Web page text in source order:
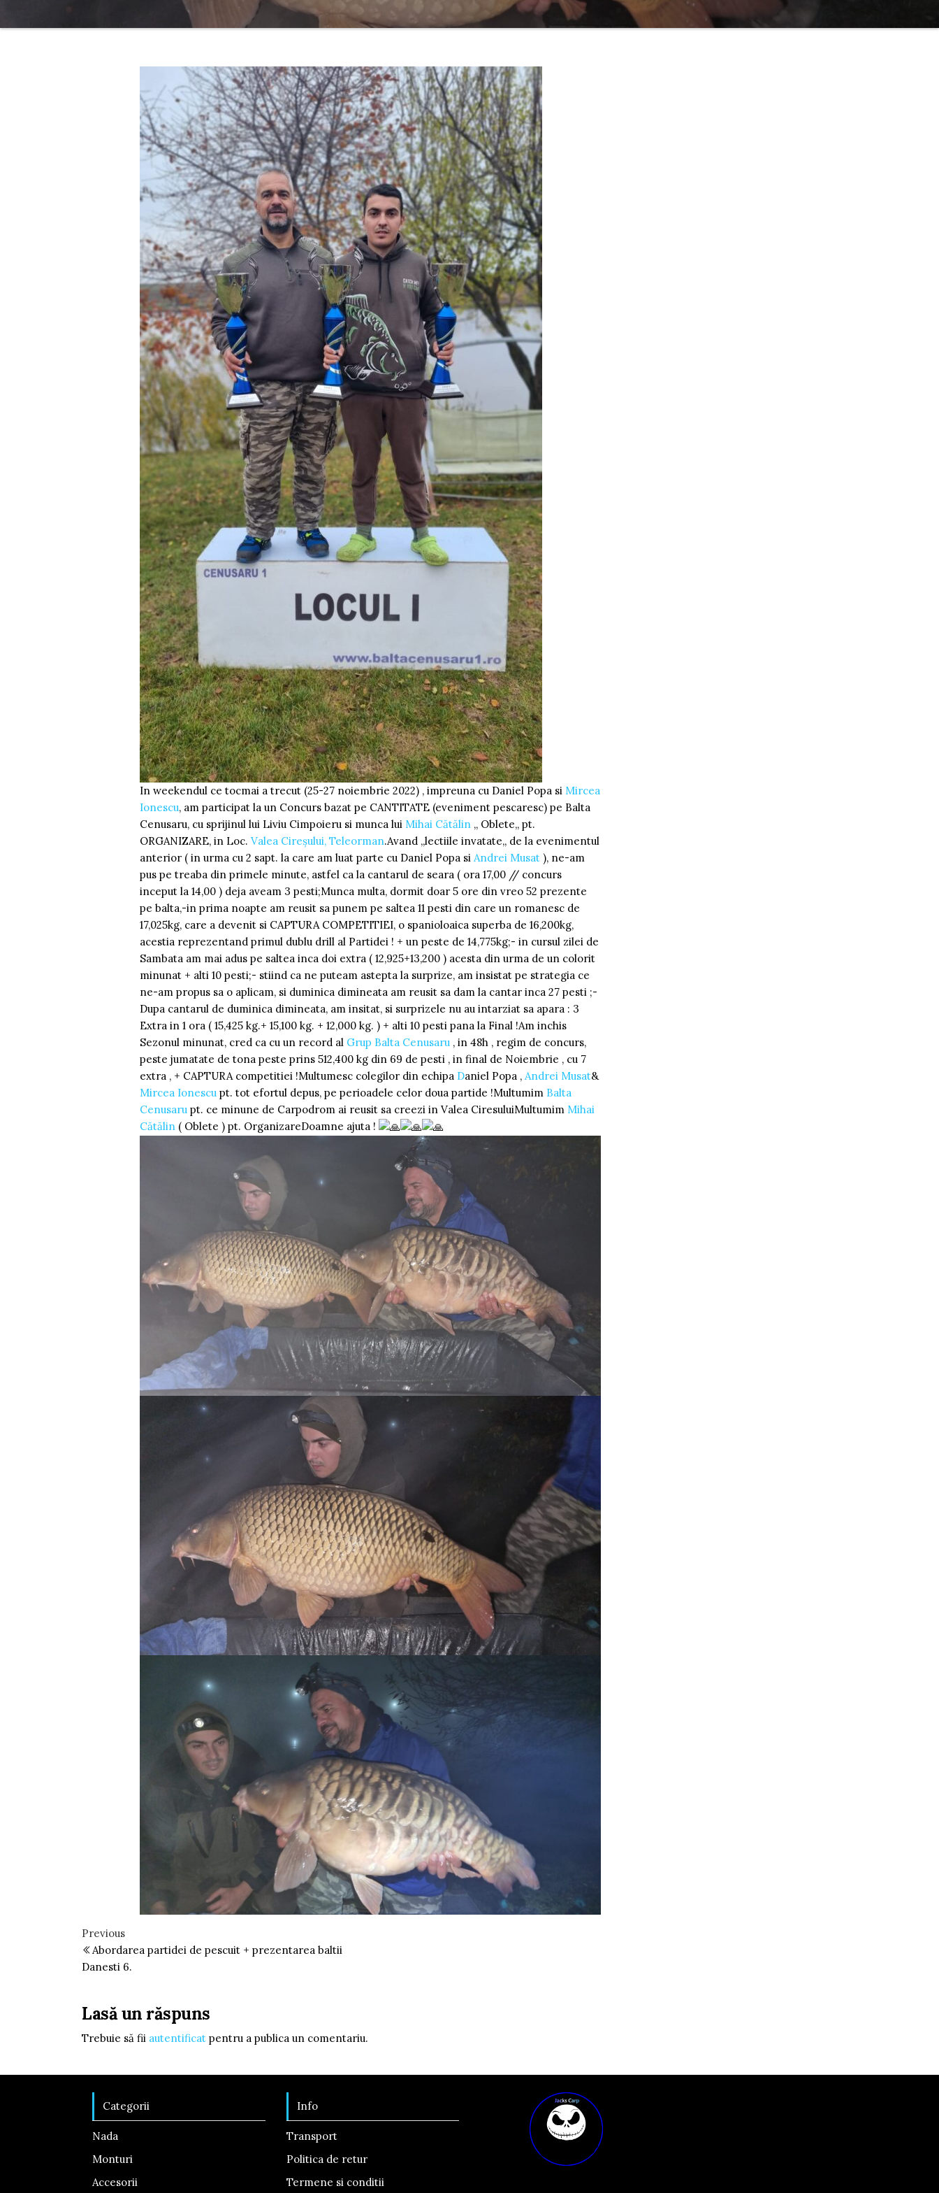
In weekendul ce tocmai a trecut (25-27 noiembrie 2022) , impreuna cu Daniel Popa si Mircea
Ionescu, am participat la un Concurs bazat pe CANTITATE (eveniment pescaresc) pe Balta
Cenusaru, cu sprijinul lui Liviu Cimpoieru si munca lui Mihai Cătălin,, Oblete,, pt.
ORGANIZARE, in Loc. Valea Cireșului, Teleorman.Avand ,,lectiile invatate,, de la evenimentul
anterior ( in urma cu 2 sapt. la care am luat parte cu Daniel Popa si Andrei Musat), ne-am
pus pe treaba din primele minute, astfel ca la cantarul de seara ( ora 17,00 // concurs
inceput la 14,00 ) deja aveam 3 pesti;Munca multa, dormit doar 5 ore din vreo 52 prezente
pe balta,-in prima noapte am reusit sa punem pe saltea 11 pesti din care un romanesc de
17,025kg, care a devenit si CAPTURA COMPETITIEI, o spanioloaica superba de 16,200kg,
acestia reprezentand primul dublu drill al Partidei ! + un peste de 14,775kg;- in cursul zilei de
Sambata am mai adus pe saltea inca doi extra ( 12,925+13,200 ) acesta din urma de un colorit
minunat + alti 10 pesti;- stiind ca ne puteam astepta la surprize, am insistat pe strategia ce
ne-am propus sa o aplicam, si duminica dimineata am reusit sa dam la cantar inca 27 pesti ;-
Dupa cantarul de duminica dimineata, am insitat, si surprizele nu au intarziat sa apara : 3
Extra in 1 ora ( 15,425 kg.+ 15,100 kg. + 12,000 kg. ) + alti 10 pesti pana la Final !Am inchis
Sezonul minunat, cred ca cu un record al Grup Balta Cenusaru, in 48h , regim de concurs,
peste jumatate de tona peste prins 512,400 kg din 69 de pesti , in final de Noiembrie , cu 7
extra , + CAPTURA competitiei !Multumesc colegilor din echipa Daniel Popa , Andrei Musat&
Mircea Ionescupt. tot efortul depus, pe perioadele celor doua partide !Multumim Balta
Cenusarupt. ce minune de Carpodrom ai reusit sa creezi in Valea CiresuluiMultumim Mihai
Cătălin( Oblete ) pt. OrganizareDoamne ajuta !
Navigare
în
Previous
Post
Previous
Abordarea partidei de pescuit + prezentarea baltii
Danesti 6.
Lasă un răspuns
Trebuie să fii autentificat pentru a publica un comentariu.
Categorii
Nada
Monturi
Accesorii
Info
Transport
Politica de retur
Termene si conditii